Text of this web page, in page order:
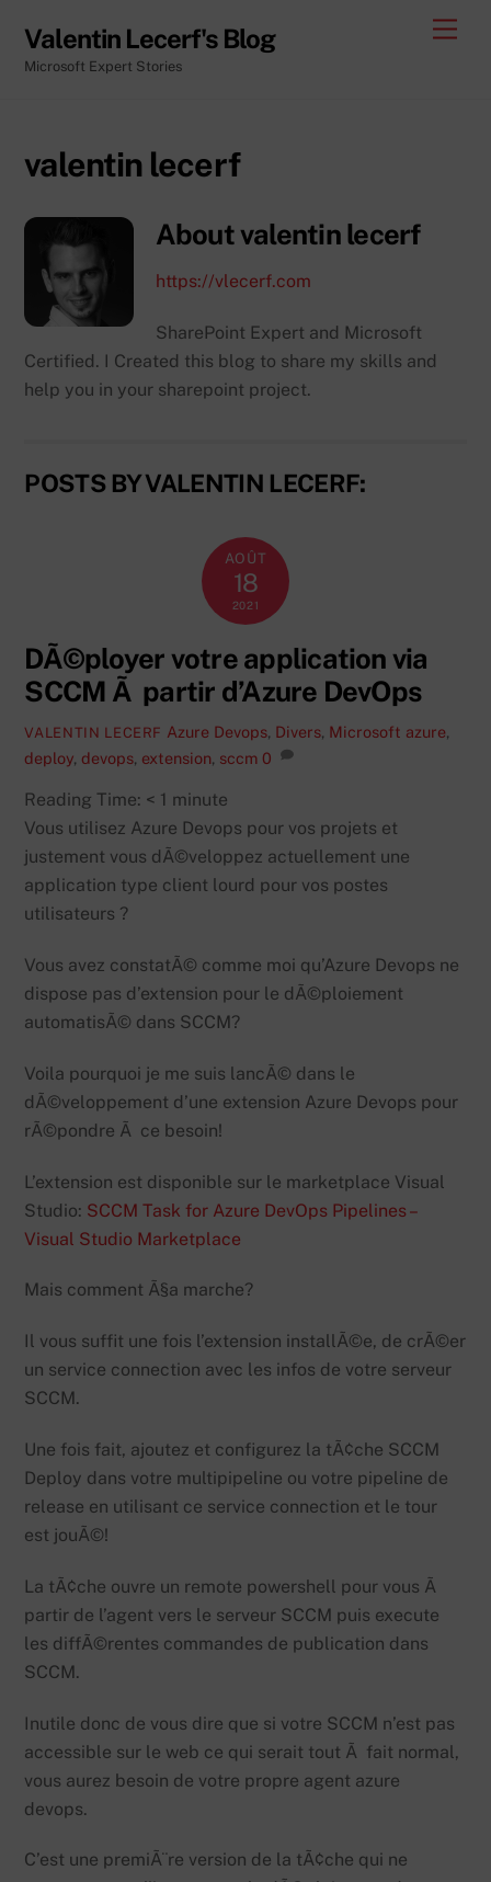
content
Valentin Lecerf's Blog
Microsoft Expert Stories
valentin lecerf
Aboutvalentin lecerf
https://vlecerf.com
SharePoint Expert and Microsoft
Certified. I Created this blog to share my skills and
help you in your sharepoint project.
POSTS BY VALENTIN LECERF:
AOÛT
18
2021
DÃ©ployer votre application via
SCCM Ã partir d’Azure DevOps
VALENTIN LECERF Azure Devops, Divers, Microsoft azure,
deploy, devops, extension, sccm 0
Reading Time: < 1 minute
Vous utilisez Azure Devops pour vos projets et
justement vous dÃ©veloppez actuellement une
application type client lourd pour vos postes
utilisateurs ?
Vous avez constatÃ© comme moi qu’Azure Devops ne
dispose pas d’extension pour le dÃ©ploiement
automatisÃ© dans SCCM?
Voila pourquoi je me suis lancÃ© dans le
dÃ©veloppement d’une extension Azure Devops pour
rÃ©pondre Ã ce besoin!
L’extension est disponible sur le marketplace Visual
Studio: SCCM Task for Azure DevOps Pipelines –
Visual Studio Marketplace
Mais comment Ã§a marche?
Il vous suffit une fois l’extension installÃ©e, de crÃ©er
un service connection avec les infos de votre serveur
SCCM.
Une fois fait, ajoutez et configurez la tÃ¢che SCCM
Deploy dans votre multipipeline ou votre pipeline de
release en utilisant ce service connection et le tour
est jouÃ©!
La tÃ¢che ouvre un remote powershell pour vous Ã
partir de l’agent vers le serveur SCCM puis execute
les diffÃ©rentes commandes de publication dans
SCCM.
Inutile donc de vous dire que si votre SCCM n’est pas
accessible sur le web ce qui serait tout Ã fait normal,
vous aurez besoin de votre propre agent azure
devops.
C’est une premiÃ¨re version de la tÃ¢che qui ne